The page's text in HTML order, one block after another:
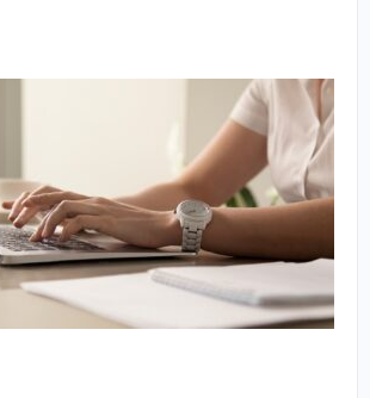
Corregedoria oferta canal
de atendimento durante
correição no…
Rede de Talentos abre 60
oportunidades de trabalho
para egressos do…
Homem é indiciado após
ser filmado em ato de